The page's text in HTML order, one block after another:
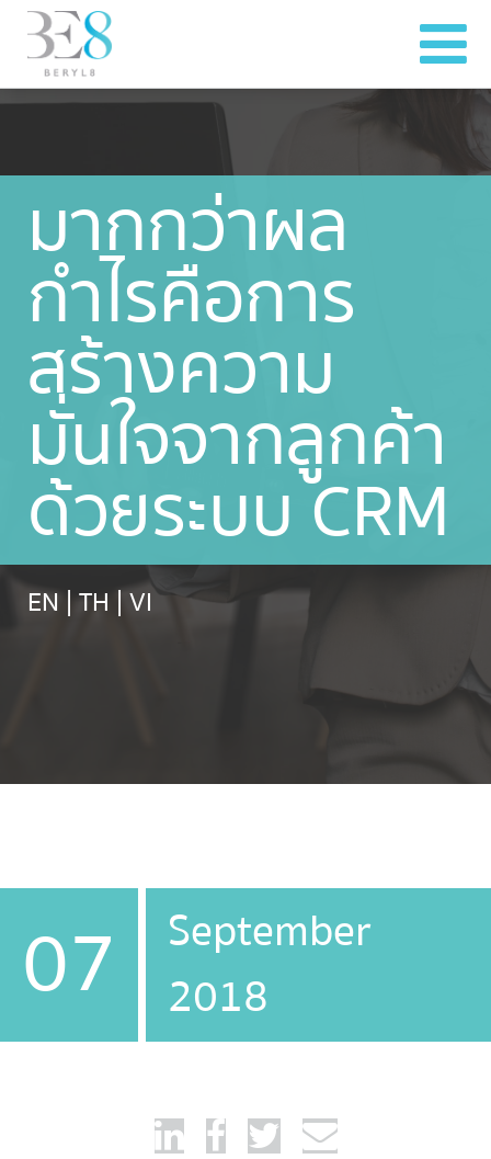
มากกว่าผล
กำไรคือการ
สร้างความ
มั่นใจจากลูกค้า
ด้วยระบบ CRM
EN |TH | VI
07
September
2018